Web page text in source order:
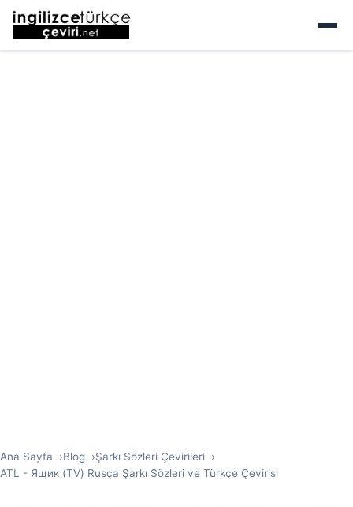
Ana Sayfa Blog
Şarkı Sözleri Çevirileri
ATL - Ящик (TV) Rusça Şarkı Sözleri ve Türkçe Çevirisi